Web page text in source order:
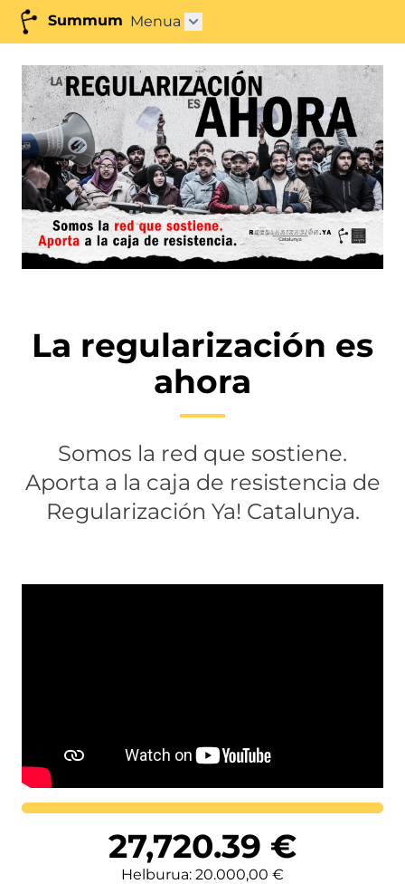
Summum Menua Azpimenua ireki"
La regularización es
ahora
Somos la red que sostiene.
Aporta a la caja de resistencia de
Regularización Ya! Catalunya.
Lortutakoa
27,720.39 €
Helburua: 20.000,00 €